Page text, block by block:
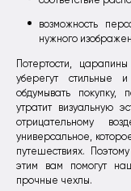
возможность
нужного
Потертости,
уберегут
обдумывать покупку,
утратит визуальную
отрицательному
универсальное,
путешествиях.
этим вам помогут
прочные чехлы.